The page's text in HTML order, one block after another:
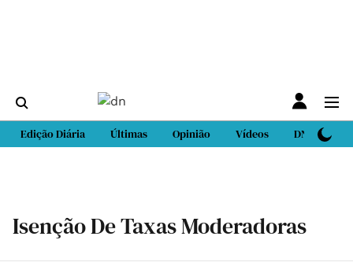
Edição Diária Últimas Opinião Vídeos DN Sport
Isenção De Taxas Moderadoras